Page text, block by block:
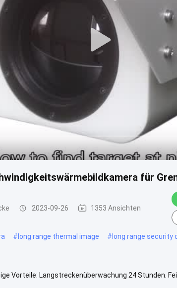
für
2023-09-26 1353 Ansichten
#long range thermal image #long range security
Vorteile: Langstreckenüberwachung 24 Stunden.